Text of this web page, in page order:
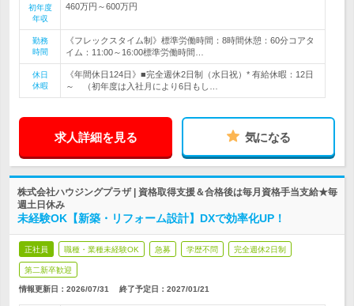
初年度
年収
460万円～600万円
勤務
時間
《フレックスタイム制》標準労働時間：8時間休憩：60分コアタ
イム：11:00～16:00標準労働時間…
休日
休暇
《年間休日124日》■完全週休2日制（水日祝）* 有給休暇：12日
～ （初年度は入社月により6日もし…
求人詳細を見る 気になる
株式会社ハウジングプラザ | 資格取得支援＆合格後は毎月資格手当支給★毎
週土日休み
未経験OK【新築・リフォーム設計】DXで効率化UP！
正社員 職種・業種未経験OK 急募 学歴不問 完全週休2日制
第二新卒歓迎
情報更新日：2026/07/31 終了予定日： 2027/01/21